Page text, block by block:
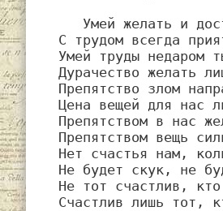
С трудом всегда
Умей труды недаром
Дурачество желать
Препятство злом
Цена вещей для нас
Препятством в нас
Препятством вещь
Нет счастья нам,
Не будет скук, не
Не тот счастлив,
Счастлив лишь тот,